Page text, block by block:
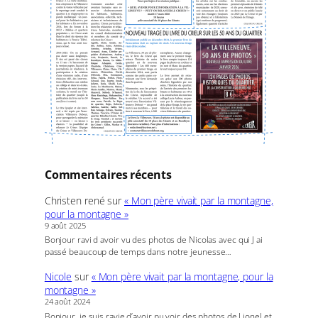
Commentaires récents
Christen rené sur« Mon père vivait par la montagne,
pour la montagne »
9 août 2025
Bonjour ravi d avoir vu des photos de Nicolas avec qui J ai
passé beaucoup de temps dans notre jeunesse…
Nicole sur« Mon père vivait par la montagne, pour la
montagne »
24 août 2024